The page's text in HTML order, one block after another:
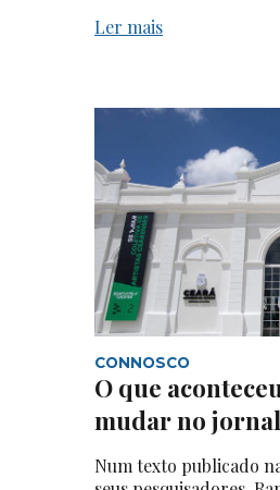
Ler mais
CONNOSCO
O que
mudar no
Num texto publicado